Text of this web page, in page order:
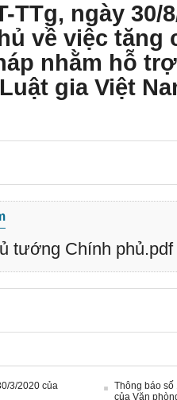
TTg, ngày 30/
về việc tăng
nhằm hỗ
gia Việt
tướng Chính phủ.pdf
3/2020 của
Thông báo số
của Văn